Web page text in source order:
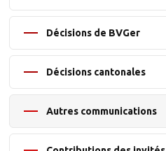
Décisions de BVGer
Décisions cantonales
Autres communications